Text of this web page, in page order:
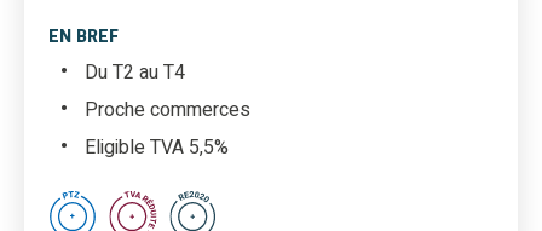
EN BREF
Du T2 au T4
Proche commerces
Eligible TVA 5,5%